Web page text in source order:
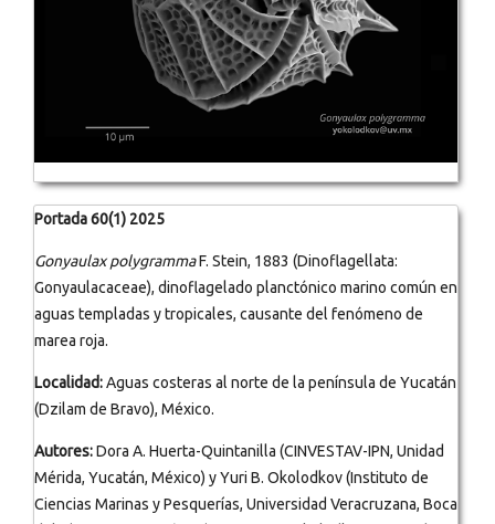
Portada 60(1) 2025
Gonyaulax polygrammaF. Stein, 1883 (Dinoflagellata:
Gonyaulacaceae), dinoflagelado planctónico marino común en
aguas templadas y tropicales, causante del fenómeno de
marea roja.
Localidad:Aguas costeras al norte de la península de Yucatán
(Dzilam de Bravo), México.
Autores:Dora A. Huerta-Quintanilla (CINVESTAV-IPN, Unidad
Mérida, Yucatán, México) y Yuri B. Okolodkov (Instituto de
Ciencias Marinas y Pesquerías, Universidad Veracruzana, Boca